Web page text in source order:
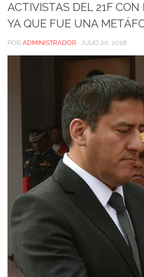
ACTIVISTAS DEL 21F CON
YA QUE FUE UNA
POR ADMINISTRADOR · JULIO 20, 2018